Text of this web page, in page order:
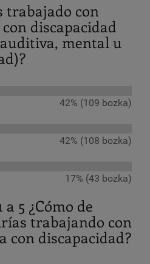
trabajado con
discapacidad
mental u
42% (109 bozka)
42% (108 bozka)
17% (43 bozka)
a 5 ¿Cómo de
trabajando con
con discapacidad?